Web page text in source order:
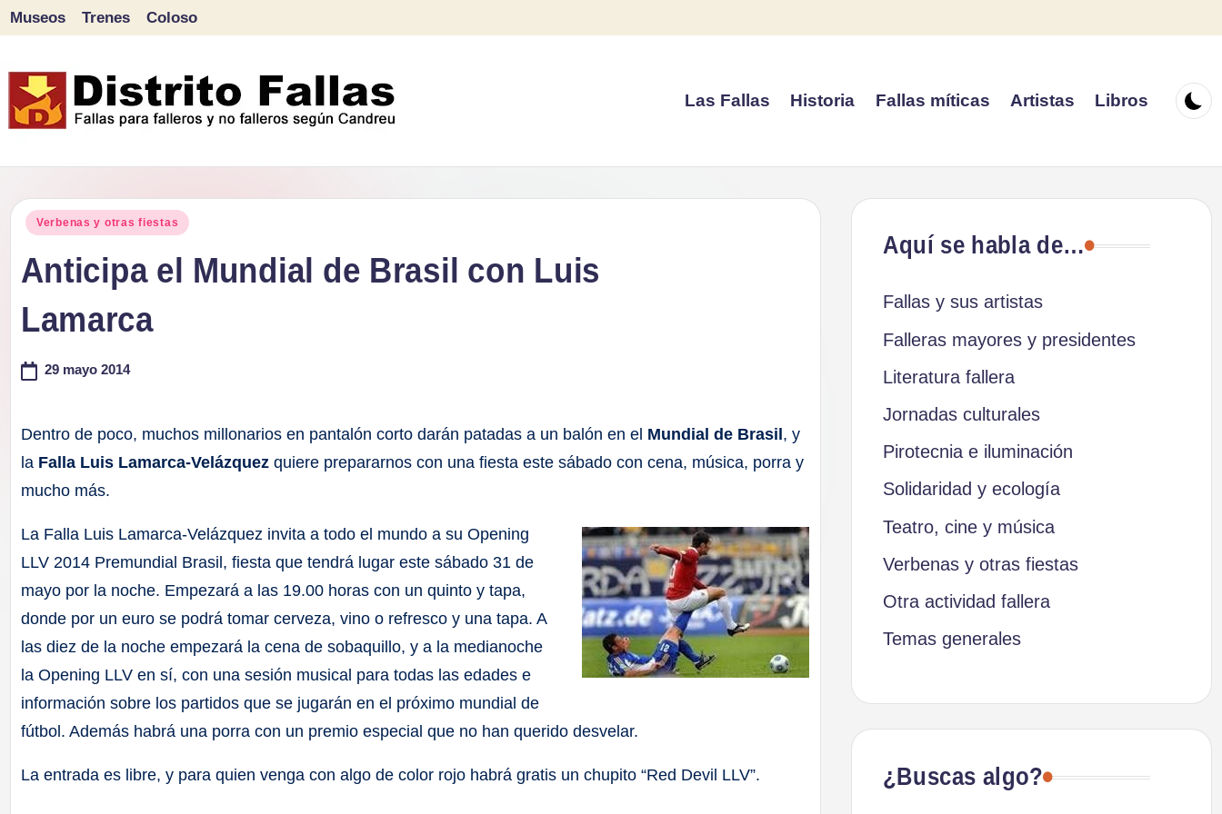
contenido
Museos Trenes Coloso
Las Fallas Historia Fallas míticas Artistas Libros
Publicado
Verbenas y otras fiestas
Anticipa el Mundial de Brasil con Luis
Lamarca
29 mayo 2014
Dentro de poco, muchos millonarios en pantalón corto darán patadas a un balón en el Mundial de Brasil , y
la Falla Luis Lamarca-Velázquez quiere prepararnos con una fiesta este sábado con cena, música, porra y
mucho más.
La Falla Luis Lamarca-Velázquez invita a todo el mundo a su Opening
LLV 2014 Premundial Brasil, fiesta que tendrá lugar este sábado 31 de
mayo por la noche. Empezará a las 19.00 horas con un quinto y tapa,
donde por un euro se podrá tomar cerveza, vino o refresco y una tapa. A
las diez de la noche empezará la cena de sobaquillo, y a la medianoche
la Opening LLV en sí, con una sesión musical para todas las edades e
información sobre los partidos que se jugarán en el próximo mundial de
fútbol. Además habrá una porra con un premio especial que no han querido desvelar.
La entrada es libre, y para quien venga con algo de color rojo habrá gratis un chupito “Red Devil LLV”.
Aquí se habla de…
Fallas y sus artistas
Falleras mayores y presidentes
Literatura fallera
Jornadas culturales
Pirotecnia e iluminación
Solidaridad y ecología
Teatro, cine y música
Verbenas y otras fiestas
Otra actividad fallera
Temas generales
¿Buscas algo?